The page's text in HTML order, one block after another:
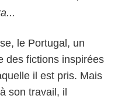
le Portugal, un
des fictions inspirées
il est pris. Mais
son travail, il